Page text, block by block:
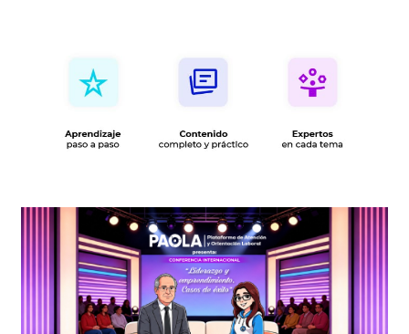
Lorem Ipsum has been the industry's standard dummy text ever